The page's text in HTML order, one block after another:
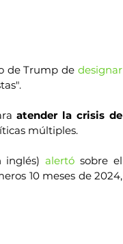
de Trump de designar
atender la crisis de
múltiples.
inglés) alertó sobre el
10 meses de 2024,